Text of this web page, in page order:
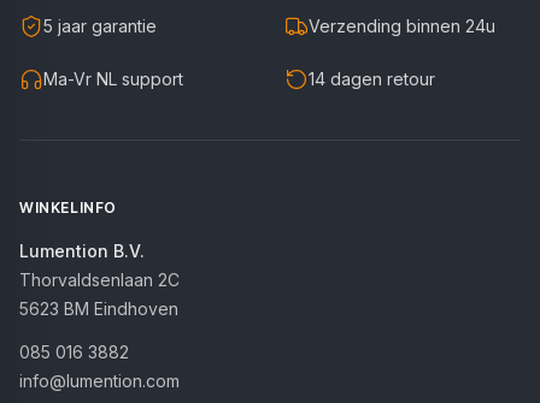
5 jaar garantie Verzending binnen 24u
Ma-Vr NL support 14 dagen retour
WINKELINFO
Lumention B.V.
Thorvaldsenlaan 2C
5623 BM Eindhoven
085 016 3882
info@lumention.com